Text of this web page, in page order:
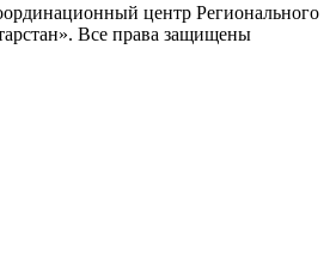
центр Регионального
Все права защищены